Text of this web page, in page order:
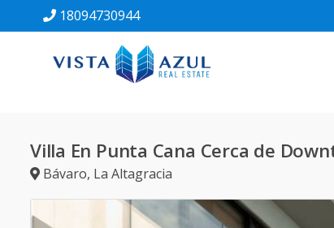
18094730944
Villa En Punta Cana Cerca de
Bávaro, La Altagracia